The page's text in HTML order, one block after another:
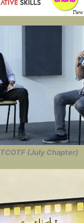
TCOTF (July Chapter)